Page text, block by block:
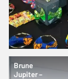
Brune
Jupiter –